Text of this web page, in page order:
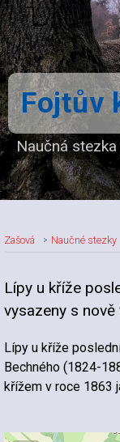
Fojtův
Naučná
Zašová Naučné stezky
Lípy u kříže
vysazeny s
Lípy u kříže
Bechného (1824-
křížem v roce 1863